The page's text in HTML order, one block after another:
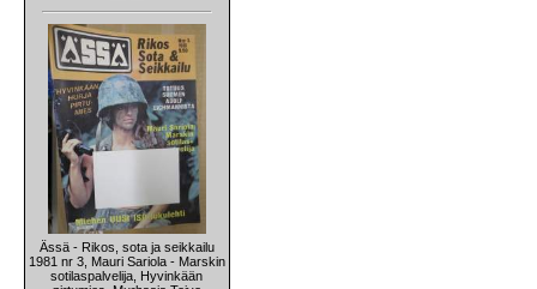
Ässä - Rikos, sota ja seikkailu
1981 nr 3, Mauri Sariola - Marskin
sotilaspalvelija, Hyvinkään